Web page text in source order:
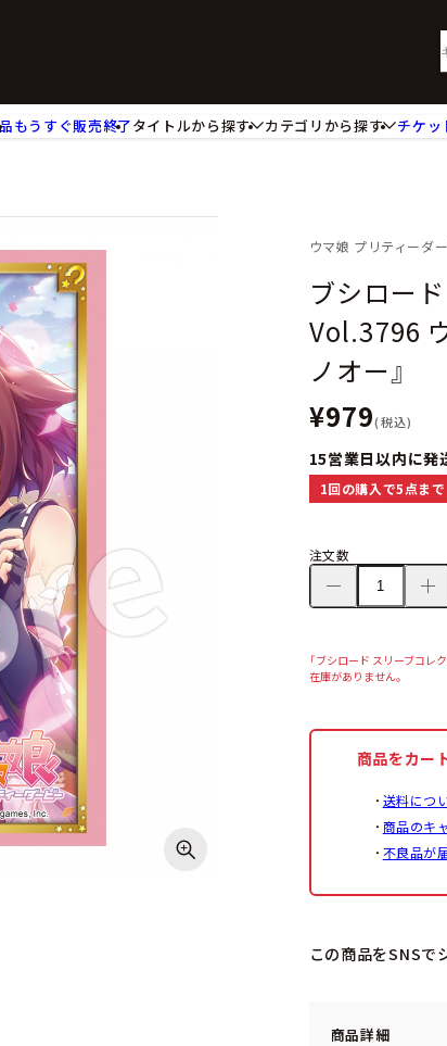
もうすぐ販売終了タイトルから探す
カテゴリから探す
カードスリーブ・カ
生活雑貨
アパレル衣類 アパレル小物
書籍 コミック・小説
チケッ
ウマ娘 プリティーダ
ブシロー
Vol.3796
ノオー』
¥979(税込)
15営業日以内に発
1回の購入で5点まで
注文数
「ブシロード スリーブコレ
在庫がありません。
商品をカー
送料につ
商品のキ
不良品が
この商品をSNSで
商品詳細